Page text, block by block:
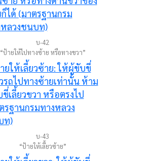
บ-42
“ป้ายให้ไปทางซ้าย หรือทางขวา”
บ-43
“ป้ายให้เลี้ยวซ้าย”